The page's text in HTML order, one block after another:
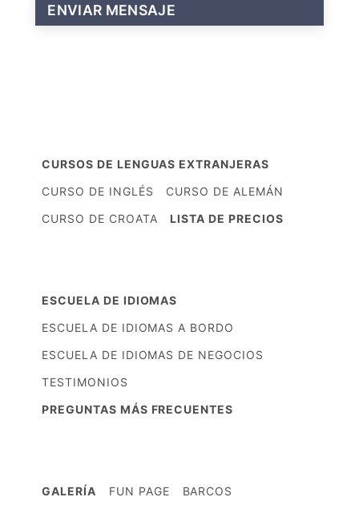
CURSOS DE LENGUAS EXTRANJERAS
CURSO DE INGLÉS
CURSO DE ALEMÁN
CURSO DE CROATA
LISTA DE PRECIOS
ESCUELA DE IDIOMAS
ESCUELA DE IDIOMAS A BORDO
ESCUELA DE IDIOMAS DE NEGOCIOS
TESTIMONIOS
PREGUNTAS MÁS FRECUENTES
GALERÍA FUN PAGE BARCOS